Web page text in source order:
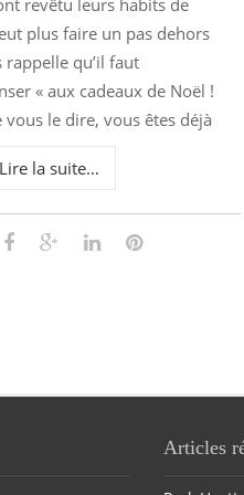
revêtu leurs habits de
plus faire un pas dehors
rappelle qu’il faut
« aux cadeaux de Noël !
le dire, vous êtes déjà
Lire la suite…
Articles